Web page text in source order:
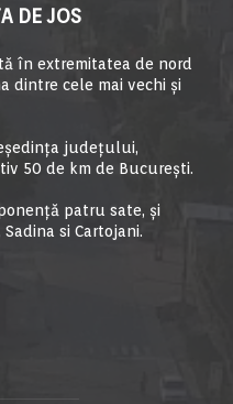
DE JOS
în extremitatea de nord
dintre cele mai vechi şi
judeţului,
50 de km de Bucureşti.
patru sate, și
si Cartojani.